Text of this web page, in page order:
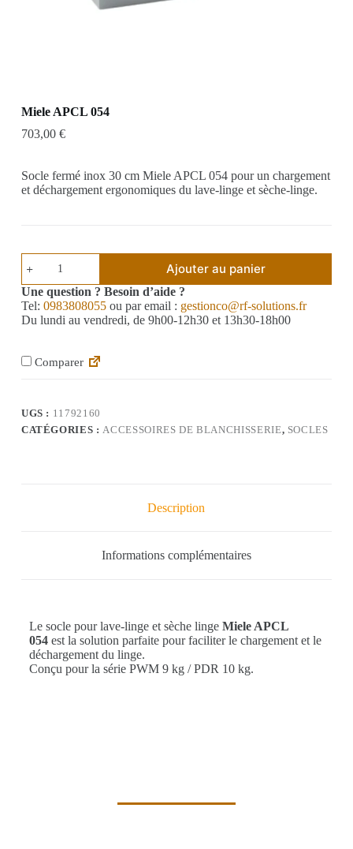
Miele APCL 054
703,00 €
Socle fermé inox 30 cm Miele APCL 054 pour un chargement
et déchargement ergonomiques du lave-linge et sèche-linge.
Ajouter au panier
Une question ? Besoin d’aide ?
Tel: 0983808055ou par email : gestionco@rf-solutions.fr
Du lundi au vendredi, de 9h00-12h30 et 13h30-18h00
Comparer
UGS : 11792160
CATÉGORIES : ACCESSOIRES DE BLANCHISSERIE, SOCLES
Description
Informations complémentaires
Le socle pour lave-linge et sèche linge Miele APCL
054est la solution parfaite pour faciliter le chargement et le
déchargement du linge.
Conçu pour la série PWM 9 kg / PDR 10 kg.